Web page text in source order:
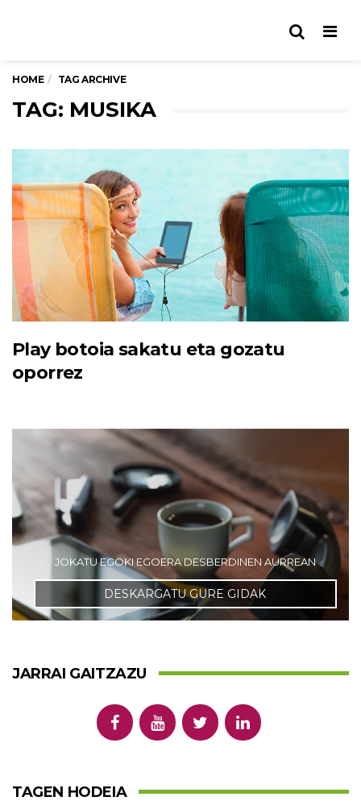
HOME TAG ARCHIVE
TAG: MUSIKA
Play botoia sakatu eta gozatu
oporrez
JOKATU EGOKI EGOERA DESBERDINEN AURREAN
DESKARGATU GURE GIDAK
JARRAI GAITZAZU
TAGEN HODEIA